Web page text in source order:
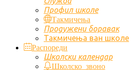
Профил школе
Такмичења
Продужени боравак
Такмичења ван школе
Распореди
Школски календар
Школско звоно